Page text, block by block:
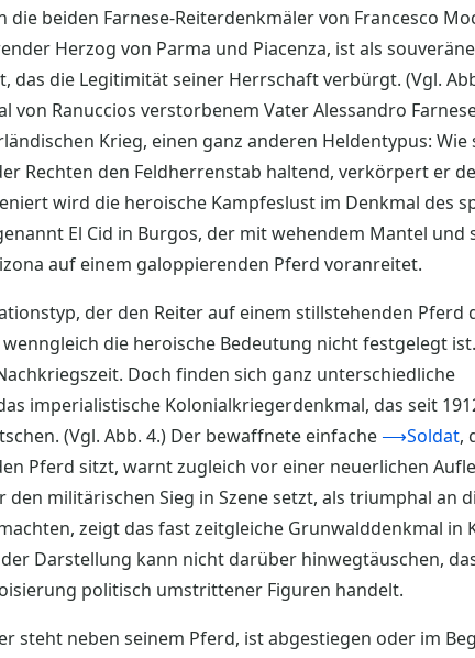
beiden Farnese-Reiterdenkmäler von Francesco
Herzog von Parma und Piacenza, ist als
das die Legitimität seiner Herrschaft verbürgt. (Vgl.
Ranuccios verstorbenem Vater Alessandro
Krieg, einen ganz anderen Heldentypus: Wie
Rechten den Feldherrenstab haltend, verkörpert er
wird die heroische Kampfeslust im Denkmal des
El Cid in Burgos, der mit wehendem Mantel und
auf einem galoppierenden Pferd voranreitet.
der den Reiter auf einem stillstehenden
die heroische Bedeutung nicht festgelegt
Doch finden sich ganz unterschiedliche
imperialistische Kolonialkriegerdenkmal, das seit
(Vgl. Abb. 4.) Der bewaffnete einfache ⟶Soldat,
Pferd sitzt, warnt zugleich vor einer neuerlichen
militärischen Sieg in Szene setzt, als triumphal an
zeigt das fast zeitgleiche Grunwalddenkmal in
Darstellung kann nicht darüber hinwegtäuschen,
politisch umstrittener Figuren handelt.
steht neben seinem Pferd, ist abgestiegen oder im